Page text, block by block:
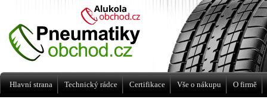
Levné pneumatiky letní, zimní, Alu kola
a litá kola Racing Line
Hlavní strana Technický rádce Certifikace Vše o nákupu O firmě